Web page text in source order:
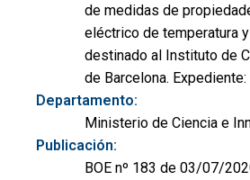
de medidas de
eléctrico de temperatura
destinado al Instituto de
de Barcelona.
Departamento:
Ministerio de Ciencia e
Publicación:
BOE nº 183 de 03/07/